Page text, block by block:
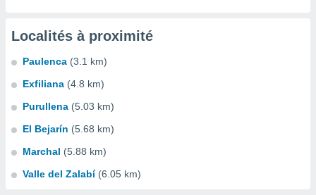
Localités à proximité
Paulenca (3.1 km)
Exfiliana (4.8 km)
Purullena (5.03 km)
El Bejarín (5.68 km)
Marchal (5.88 km)
Valle del Zalabí (6.05 km)